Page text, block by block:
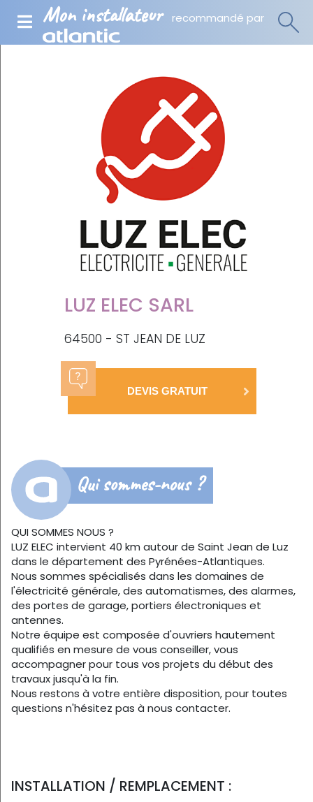
Mon installateur recommandé par
LUZ ELEC SARL
64500 - ST JEAN DE LUZ
DEVIS GRATUIT
Qui sommes-nous ?
QUI SOMMES NOUS ?
LUZ ELEC intervient 40 km autour de Saint Jean de Luz
dans le département des Pyrénées-Atlantiques.
Nous sommes spécialisés dans les domaines de
l'électricité générale, des automatismes, des alarmes,
des portes de garage, portiers électroniques et
antennes.
Notre équipe est composée d'ouvriers hautement
qualifiés en mesure de vous conseiller, vous
accompagner pour tous vos projets du début des
travaux jusqu'à la fin.
Nous restons à votre entière disposition, pour toutes
questions n'hésitez pas à nous contacter.
INSTALLATION / REMPLACEMENT :